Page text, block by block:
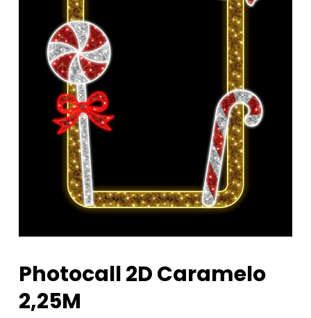
Photocall 2D Caramelo
2,25M